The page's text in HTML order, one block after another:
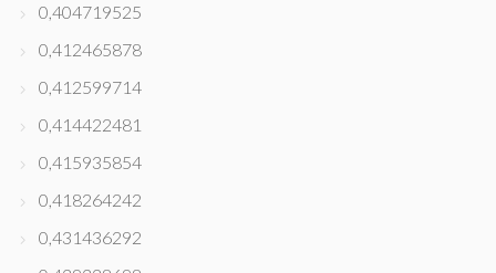
0,404719525
0,412465878
0,412599714
0,414422481
0,415935854
0,418264242
0,431436292